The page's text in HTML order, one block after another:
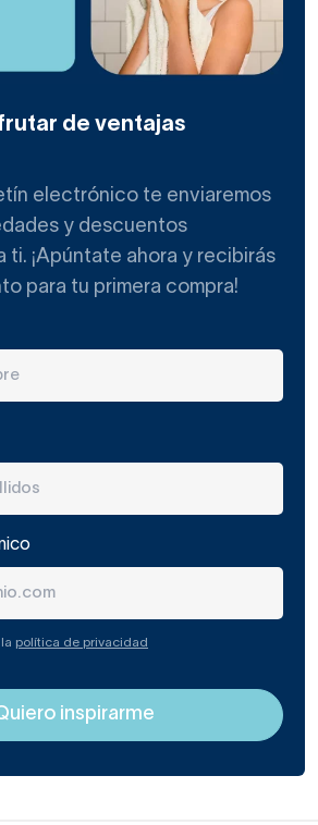
de ventajas
electrónico te enviaremos
y descuentos
ti. ¡Apúntate ahora y recibirás
para tu primera compra!
política de privacidad